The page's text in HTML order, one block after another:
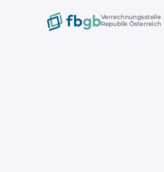
Verrechnungsstelle
Republik Österreich